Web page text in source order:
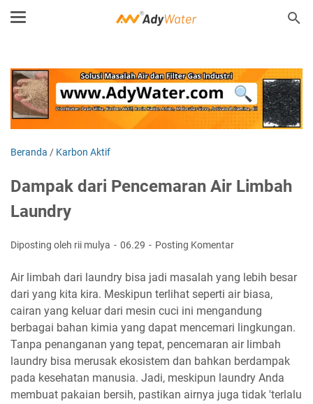
Beranda / Karbon Aktif
Dampak dari Pencemaran Air Limbah
Laundry
Diposting oleh rii mulya 06.29 Posting Komentar
Air limbah dari laundry bisa jadi masalah yang lebih besar
dari yang kita kira. Meskipun terlihat seperti air biasa,
cairan yang keluar dari mesin cuci ini mengandung
berbagai bahan kimia yang dapat mencemari lingkungan.
Tanpa penanganan yang tepat, pencemaran air limbah
laundry bisa merusak ekosistem dan bahkan berdampak
pada kesehatan manusia. Jadi, meskipun laundry Anda
membuat pakaian bersih, pastikan airnya juga tidak 'terlalu